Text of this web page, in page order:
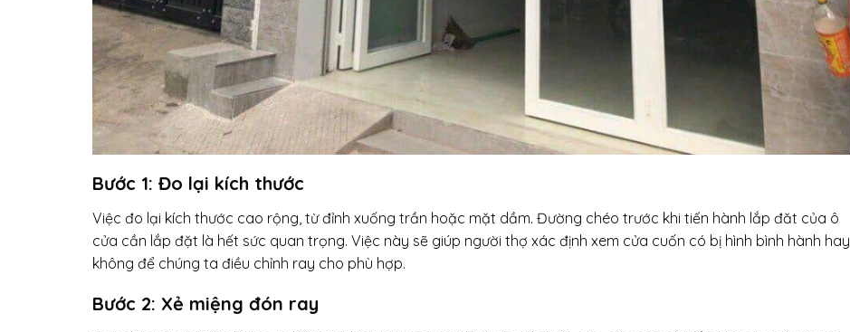
Bước 1: Đo lại kích thước
Việc đo lại kích thước cao rộng, từ đỉnh xuống trần hoặc mặt dầm. Đường chéo trước khi tiến hành lắp đăt của ô
cửa cần lắp đặt là hết sức quan trọng. Việc này sẽ giúp người thợ xác định xem cửa cuốn có bị hình bình hành hay
không để chúng ta điều chỉnh ray cho phù hợp.
Bước 2: Xẻ miệng đón ray